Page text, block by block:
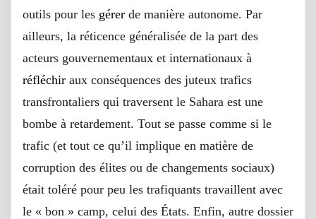
outils pour les gérer de manière autonome. Par
ailleurs, la réticence généralisée de la part des
acteurs gouvernementaux et internationaux à
réfléchir aux conséquences des juteux trafics
transfrontaliers qui traversent le Sahara est une
bombe à retardement. Tout se passe comme si le
trafic (et tout ce qu’il implique en matière de
corruption des élites ou de changements sociaux)
était toléré pour peu les trafiquants travaillent avec
le « bon » camp, celui des États. Enfin, autre dossier